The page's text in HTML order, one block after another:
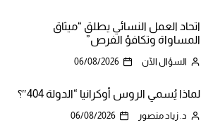
اتحاد العمل النسائي يطلق “ميثاق
المساواة وتكافؤ الفرص”
السؤال الآن 06/08/2026
لماذا يُسمي الروس أوكرانيا “الدولة 404″؟
د. زياد منصور 06/08/2026